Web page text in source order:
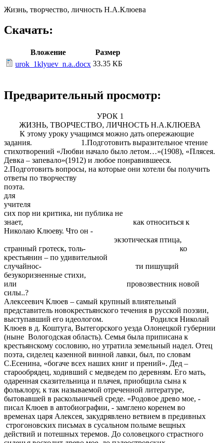
Жизнь, творчество, личность Н.А.Клюева
Скачать:
Вложение
Размер
urok_1klyuev_n.a..docx 33.35 КБ
Предварительный просмотр:
УРОК 1
ЖИЗНЬ, ТВОРЧЕСТВО, ЛИЧНОСТЬ Н.А.КЛЮЕВА
К этому уроку учащимся можно дать опережающие
задания. 1.Подготовить выразительное чтение
стихотворений «Любви начало было летом…»(1908), «Плясея.
Девка – запевало»(1912) и любое понравившееся.
2.Подготовить вопросы, на которые они хотели бы получить
ответы по творчеству
поэта.
для
учителя
сих пор ни критика, ни публика не
знает, как относиться к
Николаю Клюеву. Что он -
экзотическая птица,
странный гротеск, толь- ко
крестьянин – по удивительной
случайнос- ти пишущий
безукоризненные стихи,
или провозвестник новой
силы..?
Алексеевич Клюев – самый крупный влиятельный
представитель новокрестьянского течения в русской поэзии,
выступавший его идеологом. Родился Николай
Клюев в д. Коштуга, Вытегорского уезда Олонецкой губернии
(ныне Вологодская область). Семья была приписана к
крестьянскому сословию, но утратила земельный надел. Отец
поэта, сиделец казенной винной лавки, был, по словам
С.Есенина, «богаче всех наших книг и прений». Дед –
старообрядец, ходивший с медведем по деревням. Его мать,
одаренная сказительница и плачея, приобщила сына к
фольклору, к так называемой отреченной литературе,
бытовавшей в раскольничьей среде. «Родовое древо мое, -
писал Клюев в автобиографии, - замглено коренем во
временах царя Алексея, закудрявлено ветвием в предивных
строгоновских письмах в сусальном полыме вещных
действий и потешных теремов. До соловецкого страстного